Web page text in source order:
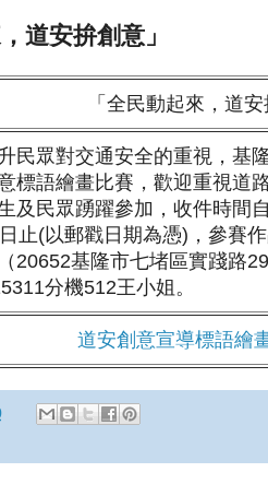
道安拚創意」
「全民動起來，道安
民眾對交通安全的重視，基
標語繪畫比賽，歡迎重視道
及民眾踴躍參加，收件時間
止(以郵戳日期為憑)，參賽
20652基隆市七堵區實踐路
分機512王小姐。
道安創意宣導標語繪